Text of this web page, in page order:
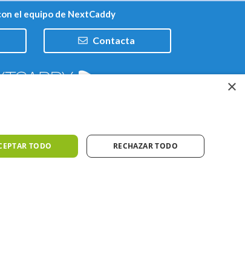
el equipo de NextCaddy
Contacta
×
TODO RECHAZAR TODO